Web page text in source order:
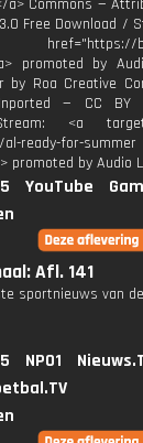
a> Commons —
Free Download /
href="https://
promoted by
by Roa Creative
— CC BY
<a
ready-for-summer
promoted by Audio
YouTube
Afl. 141
sportnieuws van
NPO1